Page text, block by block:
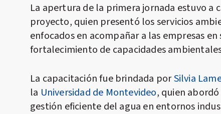
La apertura de la primera jornada estuvo a
proyecto, quien presentó los servicios
enfocados en acompañar a las empresas
fortalecimiento de capacidades
La capacitación fue brindada porSilvia
la Universidad de Montevideo, quien
gestión eficiente del agua en entornos